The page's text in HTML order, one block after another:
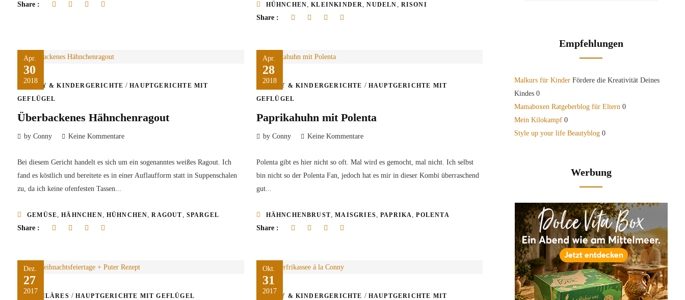
Share : HÜHNCHEN,KLEINKINDER,NUDELN , RISONI
Share :
Apr.
30
2018
BABY & KINDERGERICHTE /HAUPTGERICHTE MIT
GEFLÜGEL
Überbackenes Hähnchenragout
by Conny Keine Kommentare
Bei diesem Gericht handelt es sich um ein sogenanntes weißes Ragout. Ich
fand es köstlich und bereitete es in einer Auflaufform statt in Suppenschalen
zu, da ich keine ofenfesten Tassen...
GEMÜSE,HÄHNCHEN, HÜHNCHEN,RAGOUT , SPARGEL
Share :
Apr.
28
2018
BABY & KINDERGERICHTE / HAUPTGERICHTE MIT
GEFLÜGEL
Paprikahuhn mit Polenta
by Conny Keine Kommentare
Polenta gibt es hier nicht so oft. Mal wird es gemocht, mal nicht. Ich selbst
bin nicht so der Polenta Fan, jedoch hat es mir in dieser Kombi überraschend
gut...
HÄHNCHENBRUST,MAISGRIES, PAPRIKA,POLENTA
Share :
Dez.
27
2017
FAMILÄRES / HAUPTGERICHTE MIT GEFLÜGEL
Okt.
31
2017
BABY & KINDERGERICHTE / HAUPTGERICHTE MIT
Empfehlungen
Malkurs für Kinder Fördere die Kreativität Deines
Kindes 0
Mamaboxen Ratgeberblog für Eltern 0
Mein Kilokampf 0
Style up your life Beautyblog 0
Werbung